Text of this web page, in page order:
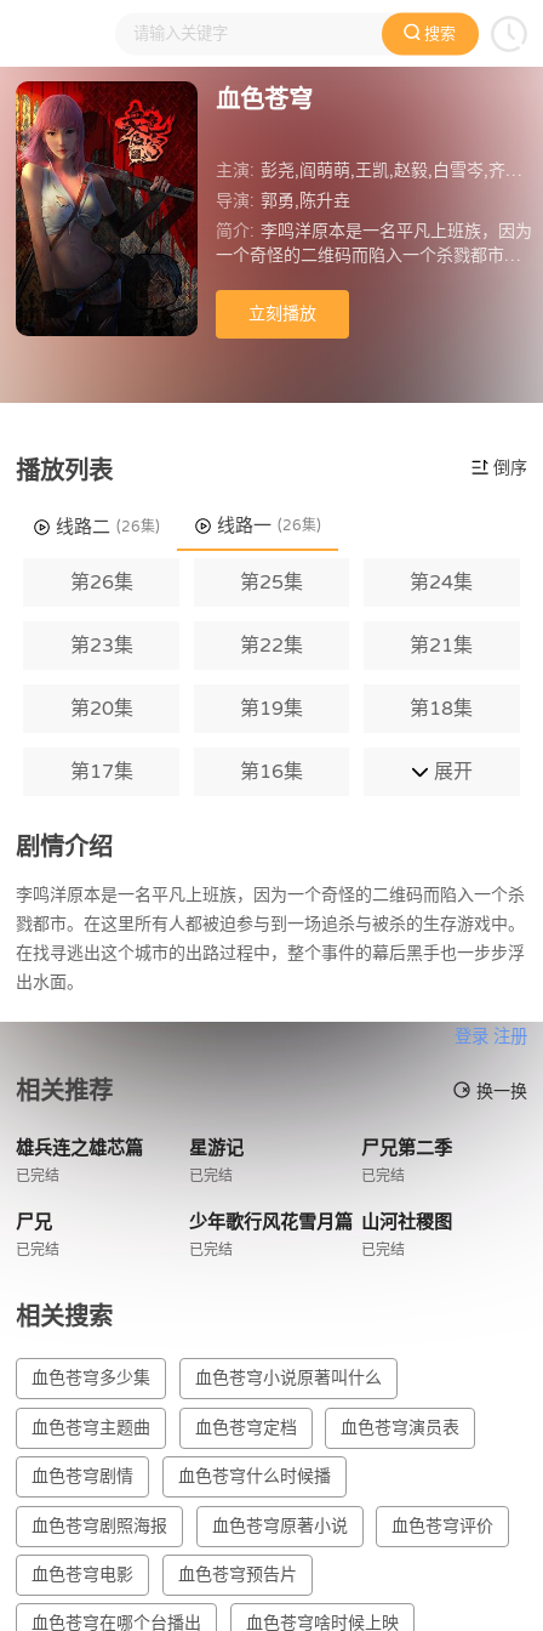
搜索
大家在看 日本动漫 国产动漫
血色苍穹
主演: 彭尧,阎萌萌,王凯,赵毅,白雪岑,齐斯伽,徐佳琦,杨默,褚珺,孟宇
导演: 郭勇,陈升垚
简介: 李鸣洋原本是一名平凡上班族，因为
一个奇怪的二维码而陷入一个杀戮都市。
杀的生存游戏中。在找寻逃出这个城市的
出路过程中，整个事件的幕后黑手也一步
立刻播放
播放列表 倒序
线路二 (26集) 线路一 (26集)
第26集 第25集 第24集
第23集 第22集 第21集
第20集 第19集 第18集
第17集 第16集 展开
剧情介绍
李鸣洋原本是一名平凡上班族，因为一个奇怪的二维码而陷入一个杀
戮都市。在这里所有人都被迫参与到一场追杀与被杀的生存游戏中。
在找寻逃出这个城市的出路过程中，整个事件的幕后黑手也一步步浮
出水面。
登录 注册
相关推荐 换一换
雄兵连之雄芯篇
已完结
星游记
已完结
尸兄第二季
已完结
尸兄
已完结
少年歌行风花雪月篇
已完结
山河社稷图
已完结
相关搜索
血色苍穹多少集 血色苍穹小说原著叫什么
血色苍穹主题曲 血色苍穹定档 血色苍穹演员表
血色苍穹剧情 血色苍穹什么时候播
血色苍穹剧照海报 血色苍穹原著小说 血色苍穹评价
血色苍穹电影 血色苍穹预告片
血色苍穹在哪个台播出 血色苍穹啥时候上映